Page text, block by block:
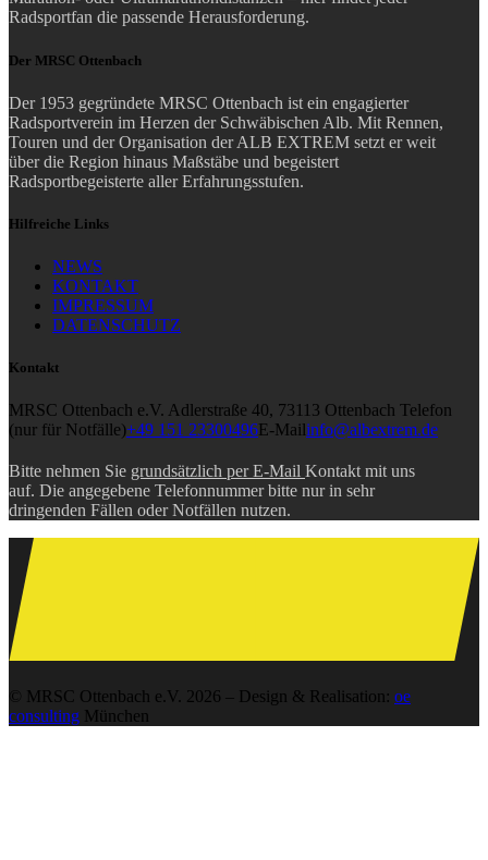
Radsportfan die passende Herausforderung.
Der MRSC Ottenbach
Der 1953 gegründete MRSC Ottenbach ist ein engagierter
Radsportverein im Herzen der Schwäbischen Alb. Mit Rennen,
Touren und der Organisation der ALB EXTREM setzt er weit
über die Region hinaus Maßstäbe und begeistert
Radsportbegeisterte aller Erfahrungsstufen.
Hilfreiche Links
NEWS
KONTAKT
IMPRESSUM
DATENSCHUTZ
Kontakt
MRSC Ottenbach e.V. Adlerstraße 40, 73113 Ottenbach Telefon
(nur für Notfälle)+49 151 23300496 E-Mail info@albextrem.de
Bitte nehmen Sie grundsätzlich per E-Mail Kontakt mit uns
auf. Die angegebene Telefonnummer bitte nur in sehr
dringenden Fällen oder Notfällen nutzen.
© MRSC Ottenbach e.V. 2026 – Design & Realisation: oe
consulting München